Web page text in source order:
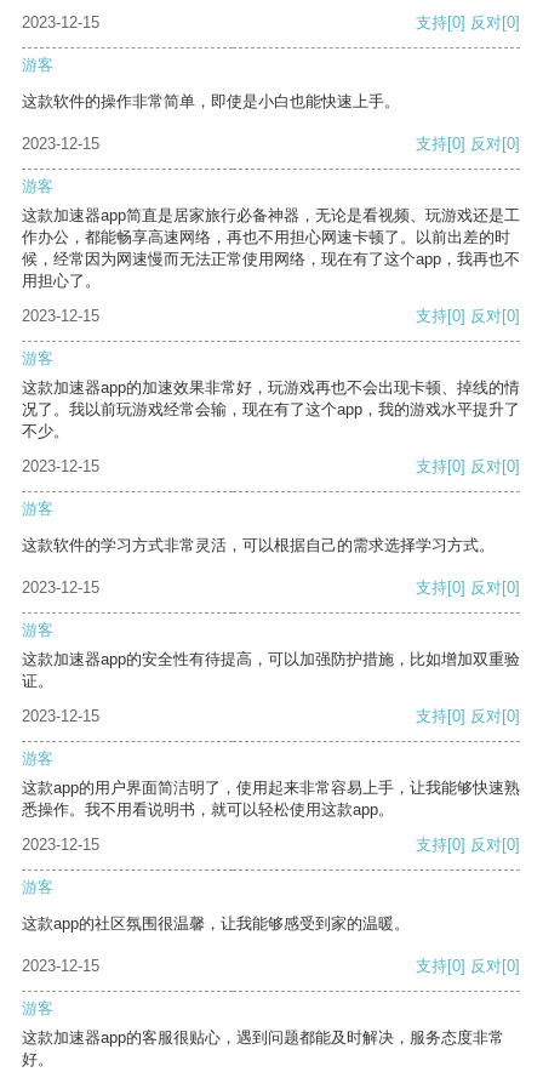
2023-12-15 支持[0] 反对[0]
游客
这款软件的操作非常简单，即使是小白也能快速上手。
2023-12-15 支持[0] 反对[0]
游客
这款加速器app简直是居家旅行必备神器，无论是看视频、玩游戏还是工
作办公，都能畅享高速网络，再也不用担心网速卡顿了。以前出差的时
候，经常因为网速慢而无法正常使用网络，现在有了这个app，我再也不
用担心了。
2023-12-15
支持[0] 反对[0]
游客
这款加速器app的加速效果非常好，玩游戏再也不会出现卡顿、掉线的情
况了。我以前玩游戏经常会输，现在有了这个app，我的游戏水平提升了
不少。
2023-12-15
支持[0] 反对[0]
游客
这款软件的学习方式非常灵活，可以根据自己的需求选择学习方式。
2023-12-15 支持[0] 反对[0]
游客
这款加速器app的安全性有待提高，可以加强防护措施，比如增加双重验
证。
2023-12-15
支持[0] 反对[0]
游客
这款app的用户界面简洁明了，使用起来非常容易上手，让我能够快速熟
悉操作。我不用看说明书，就可以轻松使用这款app。
2023-12-15
支持[0] 反对[0]
游客
这款app的社区氛围很温馨，让我能够感受到家的温暖。
2023-12-15 支持[0] 反对[0]
游客
这款加速器app的客服很贴心，遇到问题都能及时解决，服务态度非常
好。